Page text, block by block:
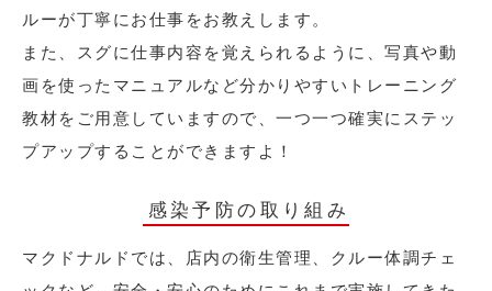
ルーが丁寧にお仕事をお教えします。
また、スグに仕事内容を覚えられるように、写真や動
画を使ったマニュアルなど分かりやすいトレーニング
教材をご用意していますので、一つ一つ確実にステッ
プアップすることができますよ！
感染予防の取り組み
マクドナルドでは、店内の衛生管理、クルー体調チェ